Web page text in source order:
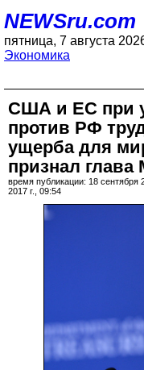
NEWSru.com
пятница, 7 августа
Экономика
США и ЕС при
против РФ
ущерба для
признал
время публикации: 18 сентября
2017 г., 09:54